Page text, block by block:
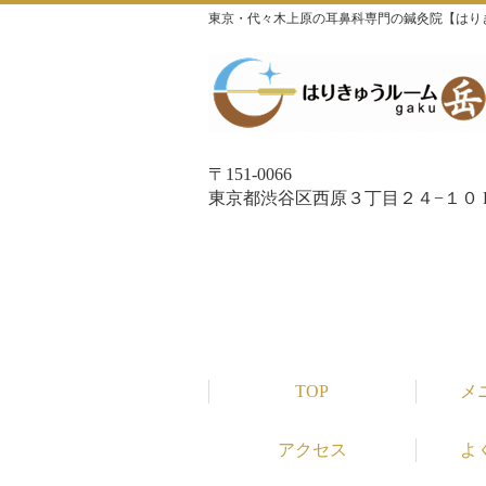
東京・代々木上原の耳鼻科専門の鍼灸院【は
〒151-0066
東京都渋谷区西原３丁目２４−１０
TOP メ
アクセス よ